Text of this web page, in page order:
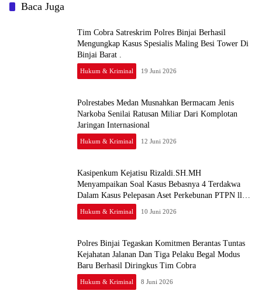
Baca Juga
Tim Cobra Satreskrim Polres Binjai Berhasil
Mengungkap Kasus Spesialis Maling Besi Tower Di
Binjai Barat .
Hukum & Kriminal 19 Juni 2026
Polrestabes Medan Musnahkan Bermacam Jenis
Narkoba Senilai Ratusan Miliar Dari Komplotan
Jaringan Internasional
Hukum & Kriminal 12 Juni 2026
Kasipenkum Kejatisu Rizaldi.SH.MH
Menyampaikan Soal Kasus Bebasnya 4 Terdakwa
Dalam Kasus Pelepasan Aset Perkebunan PTPN ll
JPU, Akan Banding
Hukum & Kriminal 10 Juni 2026
Polres Binjai Tegaskan Komitmen Berantas Tuntas
Kejahatan Jalanan Dan Tiga Pelaku Begal Modus
Baru Berhasil Diringkus Tim Cobra
Hukum & Kriminal 8 Juni 2026